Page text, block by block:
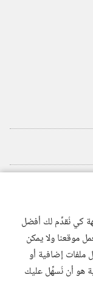
كي نُقدِّم لك أفضل
موقعنا ولا يمكن
ملفات إضافية أو
هو أن نُسهِّل عليك